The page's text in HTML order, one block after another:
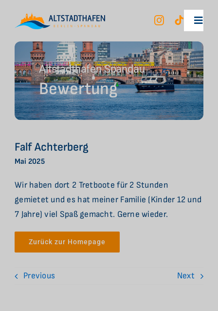
Inhalt
Unsere Mietboote
Berlin City Tour
Unser Hafen
FAQ
Altstadthafen Spandau
Bewertung
Falf Achterberg
Mai 2025
Wir haben dort 2 Tretboote für 2 Stunden
gemietet und es hat meiner Familie (Kinder 12 und
7 Jahre) viel Spaß gemacht. Gerne wieder.
Zurück zur Homepage
Previous Next